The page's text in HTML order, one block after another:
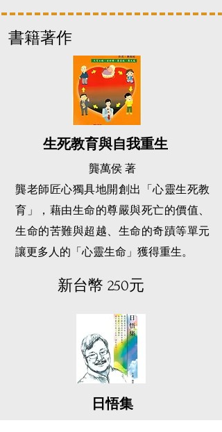
​書籍著作
生死教育與自我重生
​龔萬侯 著
龔老師匠心獨具地開創出「心靈生死教
育」，藉由生命的尊嚴與死亡的價值、
生命的苦難與超越、生命的奇蹟等單元
讓更多人的「心靈生命」獲得重生。
​新台幣 250元
日悟集